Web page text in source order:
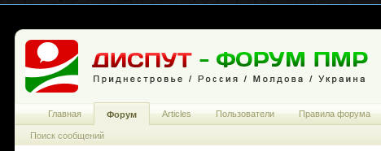
Главная Форум
Поиск сообщений
Articles Пользователи Правила форума